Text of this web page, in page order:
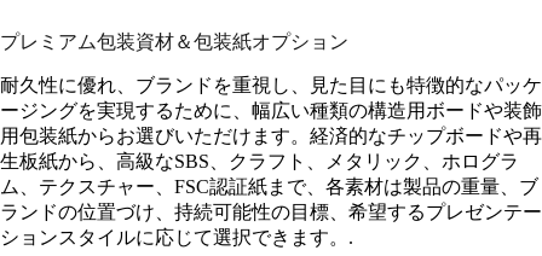
プレミアム包装資材＆包装紙オプション
耐久性に優れ、ブランドを重視し、見た目にも特徴的なパッケ
ージングを実現するために、幅広い種類の構造用ボードや装飾
用包装紙からお選びいただけます。経済的なチップボードや再
生板紙から、高級なSBS、クラフト、メタリック、ホログラ
ム、テクスチャー、FSC認証紙まで、各素材は製品の重量、ブ
ランドの位置づけ、持続可能性の目標、希望するプレゼンテー
ションスタイルに応じて選択できます。.